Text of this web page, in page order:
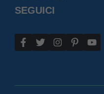
SEGUICI